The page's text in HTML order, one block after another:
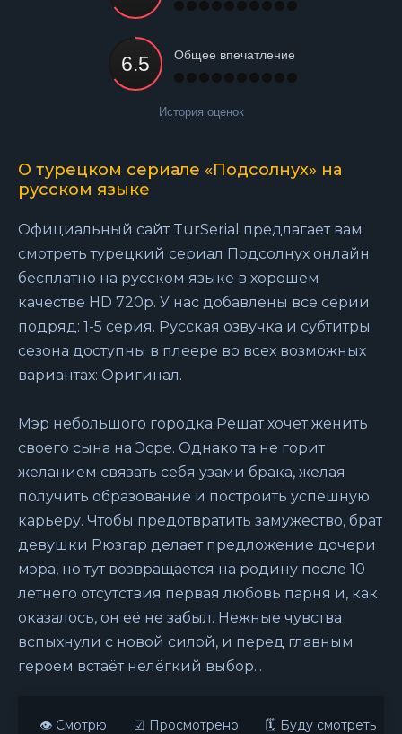
Общее впечатление
История оценок
О турецком сериале «Подсолнух» на
русском языке
Официальный сайт TurSerial предлагает вам
смотреть турецкий сериал Подсолнух онлайн
бесплатно на русском языке в хорошем
качестве HD 720p. У нас добавлены все серии
подряд: 1-5 серия. Русская озвучка и субтитры
сезона доступны в плеере во всех возможных
вариантах: Оригинал.
Мэр небольшого городка Решат хочет женить
своего сына на Эсре. Однако та не горит
желанием связать себя узами брака, желая
получить образование и построить успешную
карьеру. Чтобы предотвратить замужество, брат
девушки Рюзгар делает предложение дочери
мэра, но тут возвращается на родину после 10
летнего отсутствия первая любовь парня и, как
оказалось, он её не забыл. Нежные чувства
вспыхнули с новой силой, и перед главным
героем встаёт нелёгкий выбор...
👁 Смотрю ☑ Просмотрено 🗓 Буду смотреть